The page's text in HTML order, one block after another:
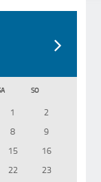
SO
1
2
8
9
15
16
22
23